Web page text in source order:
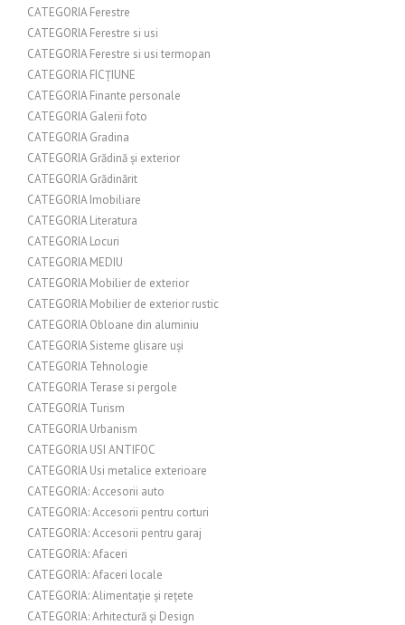
CATEGORIA Ferestre
CATEGORIA Ferestre si usi
CATEGORIA Ferestre si usi termopan
CATEGORIA FICȚIUNE
CATEGORIA Finante personale
CATEGORIA Galerii foto
CATEGORIA Gradina
CATEGORIA Grădină și exterior
CATEGORIA Grădinărit
CATEGORIA Imobiliare
CATEGORIA Literatura
CATEGORIA Locuri
CATEGORIA MEDIU
CATEGORIA Mobilier de exterior
CATEGORIA Mobilier de exterior rustic
CATEGORIA Obloane din aluminiu
CATEGORIA Sisteme glisare uși
CATEGORIA Tehnologie
CATEGORIA Terase si pergole
CATEGORIA Turism
CATEGORIA Urbanism
CATEGORIA USI ANTIFOC
CATEGORIA Usi metalice exterioare
CATEGORIA: Accesorii auto
CATEGORIA: Accesorii pentru corturi
CATEGORIA: Accesorii pentru garaj
CATEGORIA: Afaceri
CATEGORIA: Afaceri locale
CATEGORIA: Alimentație și rețete
CATEGORIA: Arhitectură și Design